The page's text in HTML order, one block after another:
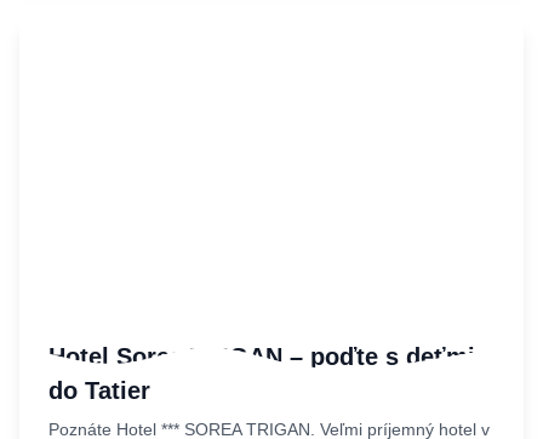
Hotel Sorea TRIGAN – poďte s deťmi
do Tatier
Poznáte Hotel *** SOREA TRIGAN. Veľmi príjemný hotel v